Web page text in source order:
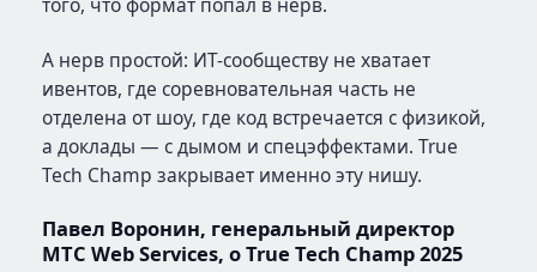
А нерв простой: ИТ-сообществу не хватает
ивентов, где соревновательная часть не
отделена от шоу, где код встречается с физикой,
а доклады — с дымом и спецэффектами. True
Tech Champ закрывает именно эту нишу.
Павел Воронин, генеральный директор
МТС Web Services, оTrue Tech Champ 2025